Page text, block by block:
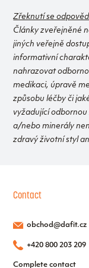
Zřeknutí se
Články zveřejněné
jiných veřejně
informativní
nahrazovat
medikaci, úpravě
způsobu léčby či
vyžadující
a/nebo minerály
zdravý životní styl
Contact
obchod@dafit.cz
+420 800 203 209
Complete contact